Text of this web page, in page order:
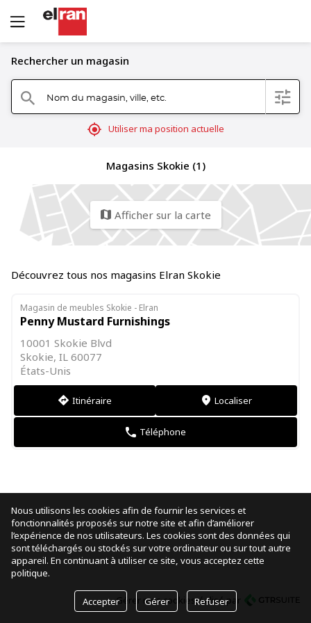
Rechercher un magasin
search Nom du magasin, ville, etc. filter
mylocation Utiliser ma position actuelle
Magasins Skokie (1)
map Afficher sur la carte
Découvrez tous nos magasins Elran Skokie
Magasin de meubles Skokie - Elran
Penny Mustard Furnishings
10001 Skokie Blvd
Skokie, IL 60077
États-Unis
direction Itinéraire markers Localiser
phone Téléphone
Gérer mes cookiesréalisé par
Nous utilisons les cookies afin de fournir les services et
fonctionnalités proposés sur notre site et afin d’améliorer
l’expérience de nos utilisateurs. Les cookies sont des données qui
sont téléchargés ou stockés sur votre ordinateur ou sur tout autre
appareil. En continuant à utiliser ce site, vous acceptez cette
politique.
Accepter Gérer Refuser